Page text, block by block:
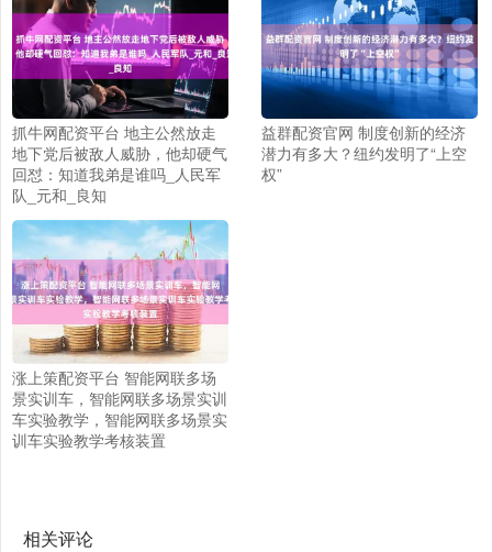
抓牛网配资平台 地主公然放走
地下党后被敌人威胁，他却硬气
回怼：知道我弟是谁吗_人民军
队_元和_良知
益群配资官网 制度创新的经济
潜力有多大？纽约发明了“上空
权”
涨上策配资平台 智能网联多场
景实训车，智能网联多场景实训
车实验教学，智能网联多场景实
训车实验教学考核装置
相关评论